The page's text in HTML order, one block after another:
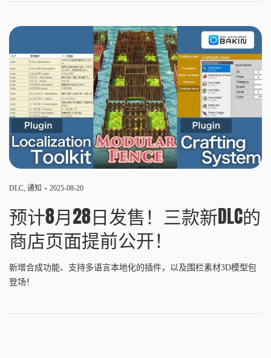
DLC, 通知 2025-08-20
预计8月28日发售！三款新DLC的
商店页面提前公开！
新增合成功能、支持多语言本地化的插件，以及围栏素材3D模型包
登场！